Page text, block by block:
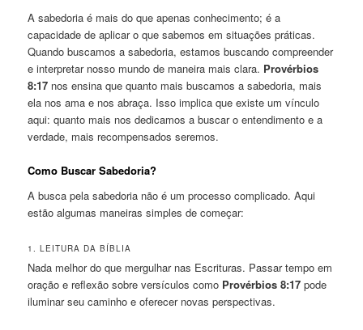
A sabedoria é mais do que apenas conhecimento; é a
capacidade de aplicar o que sabemos em situações práticas.
Quando buscamos a sabedoria, estamos buscando compreender
e interpretar nosso mundo de maneira mais clara. Provérbios
8:17 nos ensina que quanto mais buscamos a sabedoria, mais
ela nos ama e nos abraça. Isso implica que existe um vínculo
aqui: quanto mais nos dedicamos a buscar o entendimento e a
verdade, mais recompensados seremos.
Como Buscar Sabedoria?
A busca pela sabedoria não é um processo complicado. Aqui
estão algumas maneiras simples de começar:
1. LEITURA DA BÍBLIA
Nada melhor do que mergulhar nas Escrituras. Passar tempo em
oração e reflexão sobre versículos como Provérbios 8:17 pode
iluminar seu caminho e oferecer novas perspectivas.